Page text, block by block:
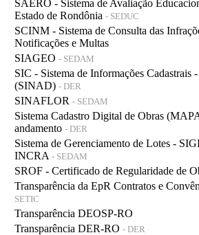
SAERO - Sistema de Avaliação
Estado de Rondônia - SEDUC
SCINM - Sistema de Consulta das
Notificações e Multas
SIAGEO - SEDAM
SIC - Sistema de Informações Cadastrais
(SINAD) - DER
SINAFLOR - SEDAM
Sistema Cadastro Digital de Obras
andamento - DER
Sistema de Gerenciamento de Lotes -
INCRA - SEDAM
SROF - Certificado de Regularidade de
Transparência da EpR Contratos e
SETIC
Transparência DEOSP-RO
Transparência DER-RO - DER